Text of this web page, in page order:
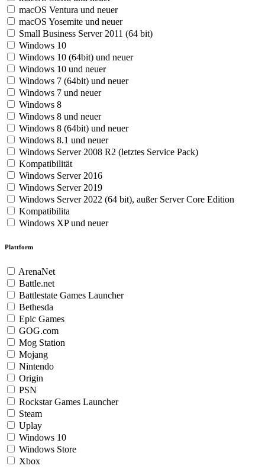
macOS Ventura und neuer
macOS Yosemite und neuer
Small Business Server 2011 (64 bit)
Windows 10
Windows 10 (64bit) und neuer
Windows 10 und neuer
Windows 7 (64bit) und neuer
Windows 7 und neuer
Windows 8
Windows 8 und neuer
Windows 8 (64bit) und neuer
Windows 8.1 und neuer
Windows Server 2008 R2 (letztes Service Pack)
Kompatibilität
Windows Server 2016
Windows Server 2019
Windows Server 2022 (64 bit), außer Server Core Edition
Kompatibilita
Windows XP und neuer
Plattform
ArenaNet
Battle.net
Battlestate Games Launcher
Bethesda
Epic Games
GOG.com
Mog Station
Mojang
Nintendo
Origin
PSN
Rockstar Games Launcher
Steam
Uplay
Windows 10
Windows Store
Xbox